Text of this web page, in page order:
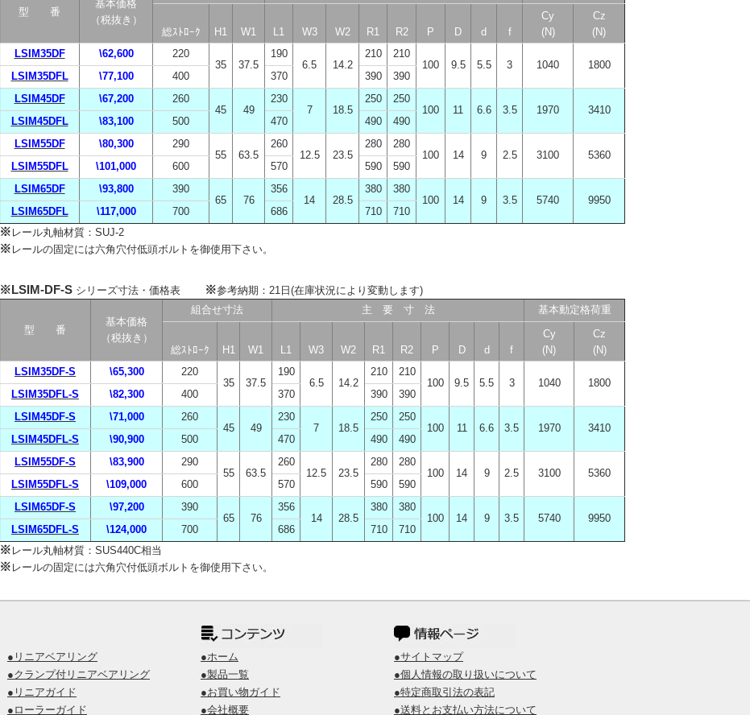
型 番
基本価格
（税抜き）
総ｽﾄﾛｰｸ H1 W1 L1 W3 W2 R1 R2 P D d f
Cy
(N)
Cz
(N)
LSIM35DF
\62,600
220
35
37.5
190
6.5
14.2
210
210
100
9.5 5.5 3 1040
1800
LSIM35DFL
\77,100 400 370 390
390
LSIM45DF
\67,200
260
45
49
230
7
18.5
250
250
100
11 6.6 3.5 1970
3410
LSIM45DFL
\83,100 500 470 490
490
LSIM55DF
\80,300
290
55
63.5
260
12.5
23.5
280
280
100
14 9 2.5 3100
5360
LSIM55DFL
\101,000 600 570 590
590
LSIM65DF
\93,800
390
65
76
356
14
28.5
380
380
100
14 9 3.5 5740
9950
LSIM65DFL
\117,000 700 686 710 710
※ レール丸軸材質：SUJ-2
※ レールの固定には六角穴付低頭ボルトを御使用下さい。
※LSIM-DF-S シリーズ寸法・価格表 ※参考納期：21日(在庫状況により変動します)
型 番
基本価格
（税抜き）
組合せ寸法 主 要 寸 法 基本動定格荷重
総ｽﾄﾛｰｸ H1 W1 L1 W3 W2 R1 R2 P D d f
Cy
(N)
Cz
(N)
LSIM35DF-S
\65,300
220
35
37.5
190
6.5
14.2
210
210
100
9.5 5.5 3 1040
1800
LSIM35DFL-S
\82,300 400 370 390
390
LSIM45DF-S
\71,000
260
45
49
230
7
18.5
250
250
100
11 6.6 3.5 1970
3410
LSIM45DFL-S
\90,900 500 470 490
490
LSIM55DF-S
\83,900
290
55
63.5
260
12.5
23.5
280
280
100
14 9 2.5 3100
5360
LSIM55DFL-S
\109,000 600 570 590
590
LSIM65DF-S
\97,200
390
65
76
356
14
28.5
380
380
100
14 9 3.5 5740
9950
LSIM65DFL-S
\124,000 700 686 710 710
※ レール丸軸材質：SUS440C相当
※ レールの固定には六角穴付低頭ボルトを御使用下さい。
●リニアベアリング
●クランプ付リニアベアリング
●リニアガイド
●ローラーガイド
●ホーム
●製品一覧
●お買い物ガイド
●会社概要
●サイトマップ
●個人情報の取り扱いについて
●特定商取引法の表記
●送料とお支払い方法について